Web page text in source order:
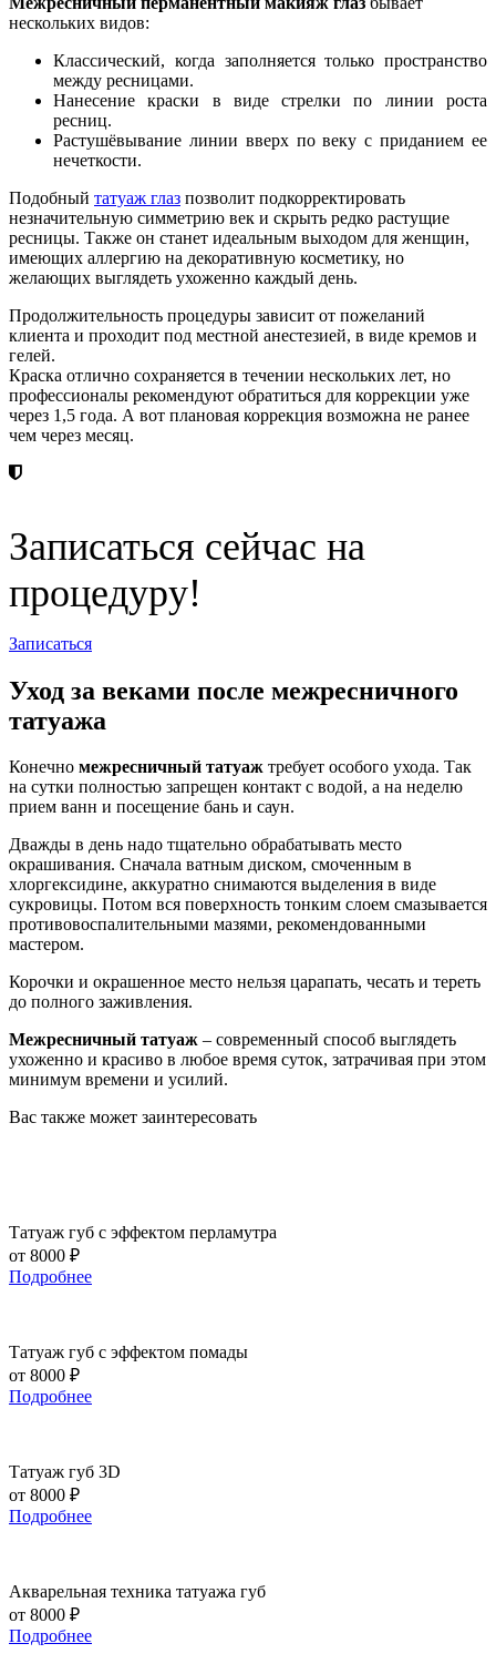
нескольких видов:
Классический, когда заполняется только пространство
между ресницами.
Нанесение краски в виде стрелки по линии роста
ресниц.
Растушёвывание линии вверх по веку с приданием ее
нечеткости.
Подобный татуаж глаз позволит подкорректировать
незначительную симметрию век и скрыть редко растущие
ресницы. Также он станет идеальным выходом для женщин,
имеющих аллергию на декоративную косметику, но
желающих выглядеть ухоженно каждый день.
Продолжительность процедуры зависит от пожеланий
клиента и проходит под местной анестезией, в виде кремов и
гелей.
Краска отлично сохраняется в течении нескольких лет, но
профессионалы рекомендуют обратиться для коррекции уже
через 1,5 года. А вот плановая коррекция возможна не ранее
чем через месяц.
Записаться сейчас на
процедуру!
Записаться
Уход за веками после межресничного
татуажа
Конечно межресничный татуаж требует особого ухода. Так
на сутки полностью запрещен контакт с водой, а на неделю
прием ванн и посещение бань и саун.
Дважды в день надо тщательно обрабатывать место
окрашивания. Сначала ватным диском, смоченным в
хлоргексидине, аккуратно снимаются выделения в виде
сукровицы. Потом вся поверхность тонким слоем смазывается
противовоспалительными мазями, рекомендованными
мастером.
Корочки и окрашенное место нельзя царапать, чесать и тереть
до полного заживления.
Межресничный татуаж – современный способ выглядеть
ухоженно и красиво в любое время суток, затрачивая при этом
минимум времени и усилий.
Вас также может заинтересовать
Татуаж губ с эффектом перламутра
от 8000 ₽
Подробнее
Татуаж губ с эффектом помады
от 8000 ₽
Подробнее
Татуаж губ 3D
от 8000 ₽
Подробнее
Акварельная техника татуажа губ
от 8000 ₽
Подробнее